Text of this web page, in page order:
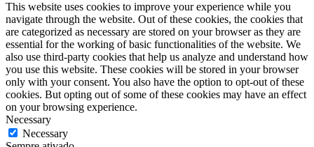
This website uses cookies to improve your experience while you
navigate through the website. Out of these cookies, the cookies that
are categorized as necessary are stored on your browser as they are
essential for the working of basic functionalities of the website. We
also use third-party cookies that help us analyze and understand how
you use this website. These cookies will be stored in your browser
only with your consent. You also have the option to opt-out of these
cookies. But opting out of some of these cookies may have an effect
on your browsing experience.
Necessary
Necessary